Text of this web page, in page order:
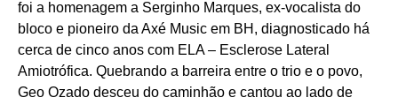
foi a homenagem a Serginho Marques, ex-vocalista do
bloco e pioneiro da Axé Music em BH, diagnosticado há
cerca de cinco anos com ELA – Esclerose Lateral
Amiotrófica. Quebrando a barreira entre o trio e o povo,
Geo Ozado desceu do caminhão e cantou ao lado de